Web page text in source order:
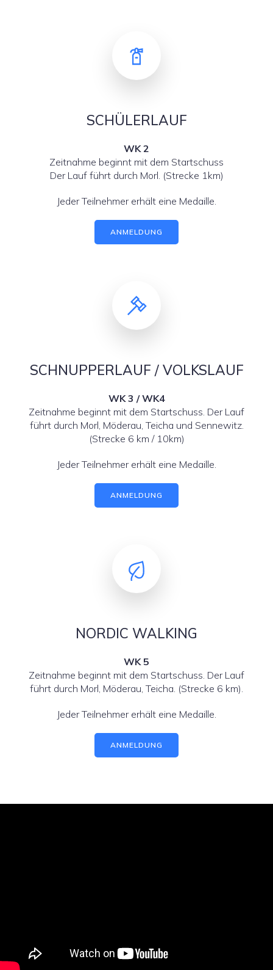
SCHÜLERLAUF
WK 2
Zeitnahme beginnt mit dem Startschuss
Der Lauf führt durch Morl. (Strecke 1km)
Jeder Teilnehmer erhält eine Medaille.
ANMELDUNG
SCHNUPPERLAUF / VOLKSLAUF
WK 3 / WK4
Zeitnahme beginnt mit dem Startschuss. Der Lauf
führt durch Morl, Möderau, Teicha und Sennewitz.
(Strecke 6 km / 10km)
Jeder Teilnehmer erhält eine Medaille.
ANMELDUNG
NORDIC WALKING
WK 5
Zeitnahme beginnt mit dem Startschuss. Der Lauf
führt durch Morl, Möderau, Teicha. (Strecke 6 km).
Jeder Teilnehmer erhält eine Medaille.
ANMELDUNG